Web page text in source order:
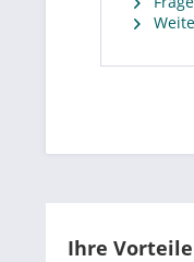
Ihre Vorteile